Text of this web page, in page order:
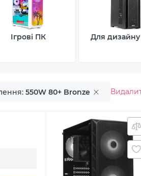
Ігрові ПК Для дизайну
550W 80+ Bronze